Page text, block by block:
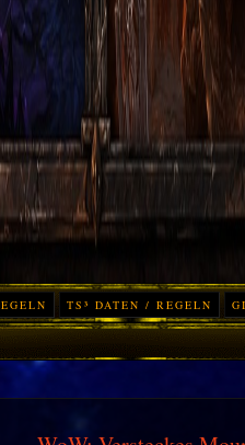
TS³ DATEN / REGELN